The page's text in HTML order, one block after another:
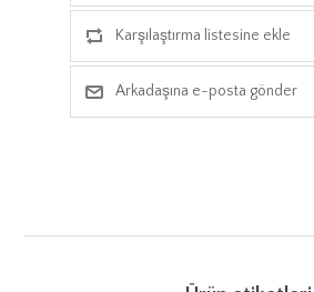
Karşılaştırma listesine ekle
Arkadaşına e-posta gönder